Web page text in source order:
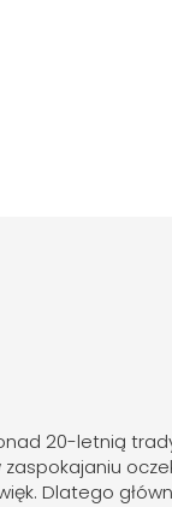
20-letnią
Dlatego